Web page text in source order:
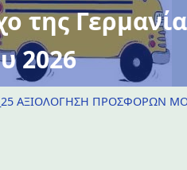
της
2026
ΑΞΙΟΛΟΓΗΣΗ ΠΡΟΣΦΟΡΩΝ